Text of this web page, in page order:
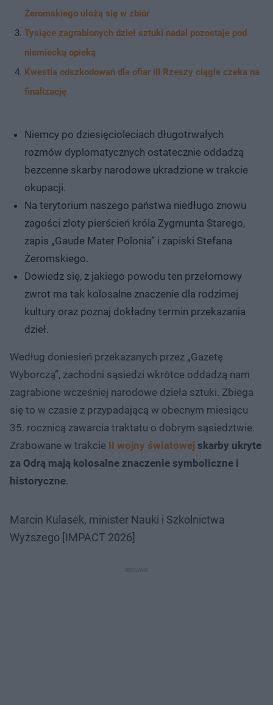
Żeromskiego ułożą się w zbiór
Tysiące zagrabionych dzieł sztuki nadal pozostaje pod
niemiecką opieką
Kwestia odszkodowań dla ofiar III Rzeszy ciągle czeka na
finalizację
Niemcy po dziesięcioleciach długotrwałych
rozmów dyplomatycznych ostatecznie oddadzą
bezcenne skarby narodowe ukradzione w trakcie
okupacji.
Na terytorium naszego państwa niedługo znowu
zagości złoty pierścień króla Zygmunta Starego,
zapis „Gaude Mater Polonia” i zapiski Stefana
Żeromskiego.
Dowiedz się, z jakiego powodu ten przełomowy
zwrot ma tak kolosalne znaczenie dla rodzimej
kultury oraz poznaj dokładny termin przekazania
dzieł.
Według doniesień przekazanych przez „Gazetę
Wyborczą”, zachodni sąsiedzi wkrótce oddadzą nam
zagrabione wcześniej narodowe dzieła sztuki. Zbiega
się to w czasie z przypadającą w obecnym miesiącu
35. rocznicą zawarcia traktatu o dobrym sąsiedztwie.
Zrabowane w trakcie II wojny światowej skarby ukryte
za Odrą mają kolosalne znaczenie symboliczne i
historyczne.
Marcin Kulasek, minister Nauki i Szkolnictwa
Wyższego [IMPACT 2026]